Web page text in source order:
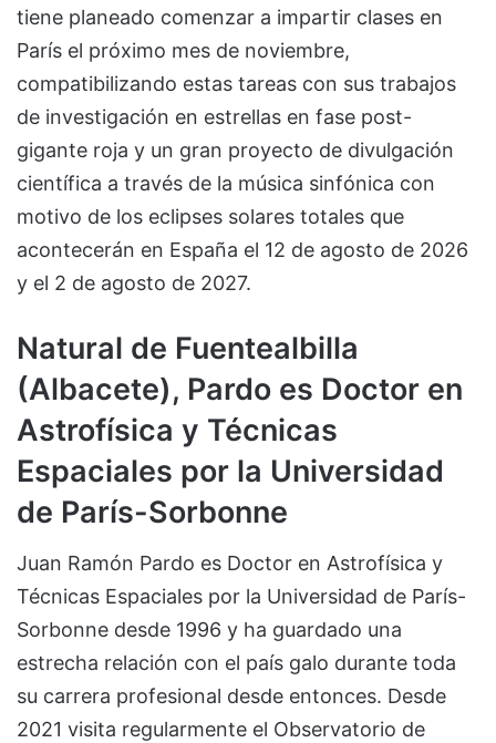
tiene planeado comenzar a impartir clases en
París el próximo mes de noviembre,
compatibilizando estas tareas con sus trabajos
de investigación en estrellas en fase post-
gigante roja y un gran proyecto de divulgación
científica a través de la música sinfónica con
motivo de los eclipses solares totales que
acontecerán en España el 12 de agosto de 2026
y el 2 de agosto de 2027.
Natural de Fuentealbilla
(Albacete), Pardo es Doctor en
Astrofísica y Técnicas
Espaciales por la Universidad
de París-Sorbonne
Juan Ramón Pardo es Doctor en Astrofísica y
Técnicas Espaciales por la Universidad de París-
Sorbonne desde 1996 y ha guardado una
estrecha relación con el país galo durante toda
su carrera profesional desde entonces. Desde
2021 visita regularmente el Observatorio de